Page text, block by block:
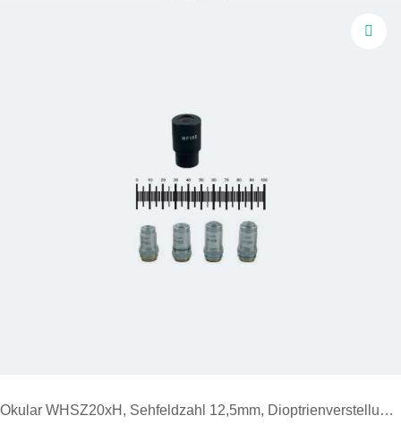
Okular WHSZ20xH, Sehfeldzahl 12,5mm, Dioptrienverstellung 8 bis +5